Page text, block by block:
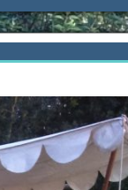
JEHAN